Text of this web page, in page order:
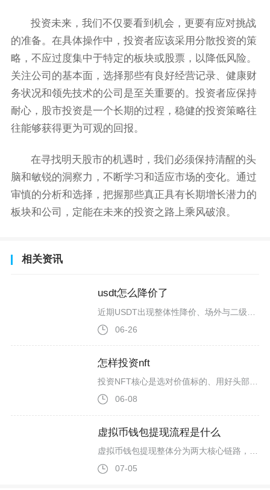
投资未来，我们不仅要看到机会，更要有应对挑战
的准备。在具体操作中，投资者应该采用分散投资的策
略，不应过度集中于特定的板块或股票，以降低风险。
关注公司的基本面，选择那些有良好经营记录、健康财
务状况和领先技术的公司是至关重要的。投资者应保持
耐心，股市投资是一个长期的过程，稳健的投资策略往
往能够获得更为可观的回报。
在寻找明天股市的机遇时，我们必须保持清醒的头
脑和敏锐的洞察力，不断学习和适应市场的变化。通过
审慎的分析和选择，把握那些真正具有长期增长潜力的
板块和公司，定能在未来的投资之路上乘风破浪。
相关资讯
usdt怎么降价了
06-26
怎样投资nft
06-08
虚拟币钱包提现流程是什么
07-05